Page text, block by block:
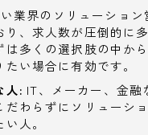
業界のソリューション
り、求人数が圧倒的に
は多くの選択肢の中か
い場合に有効です。
人: IT、メーカー、金融
だわらずにソリューシ
人。